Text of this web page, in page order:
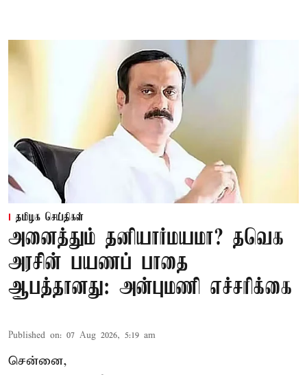
தமிழக செய்திகள்
அனைத்தும் தனியார்மயமா? தவெக
அரசின் பயணப் பாதை
ஆபத்தானது: அன்புமணி எச்சரிக்கை
Published on: 07 Aug 2026, 5:19 am
சென்னை,